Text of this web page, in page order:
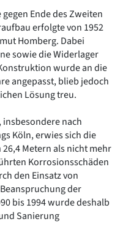
Ende des Zweiten
erfolgte von 1952
Homberg. Dabei
sowie die Widerlager
wurde an die
angepasst, blieb jedoch
Lösung treu.
insbesondere nach
Köln, erwies sich die
Metern als nicht mehr
Korrosionsschäden
den Einsatz von
der
bis 1994 wurde deshalb
Sanierung